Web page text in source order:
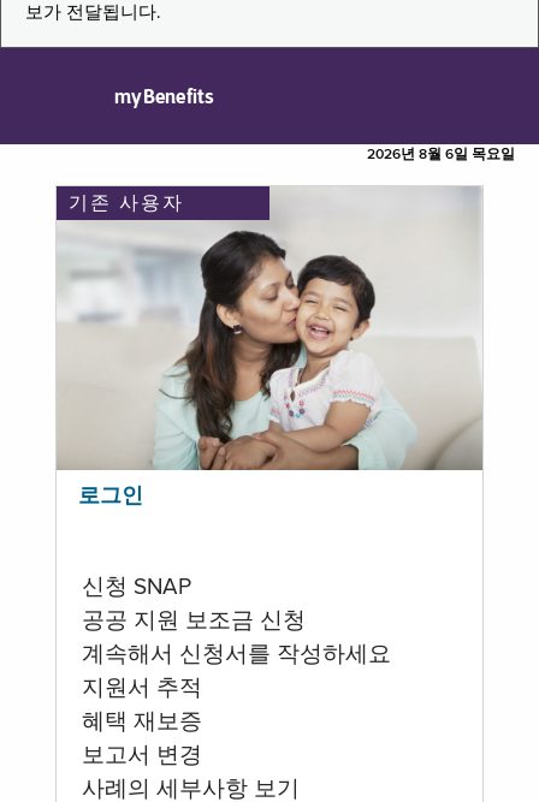
보가 전달됩니다.
myBenefits
2026년 8월 6일 목요일
기존 사용자
로그인
신청 SNAP
공공 지원 보조금 신청
계속해서 신청서를 작성하세요
지원서 추적
혜택 재보증
보고서 변경
사례의 세부사항 보기